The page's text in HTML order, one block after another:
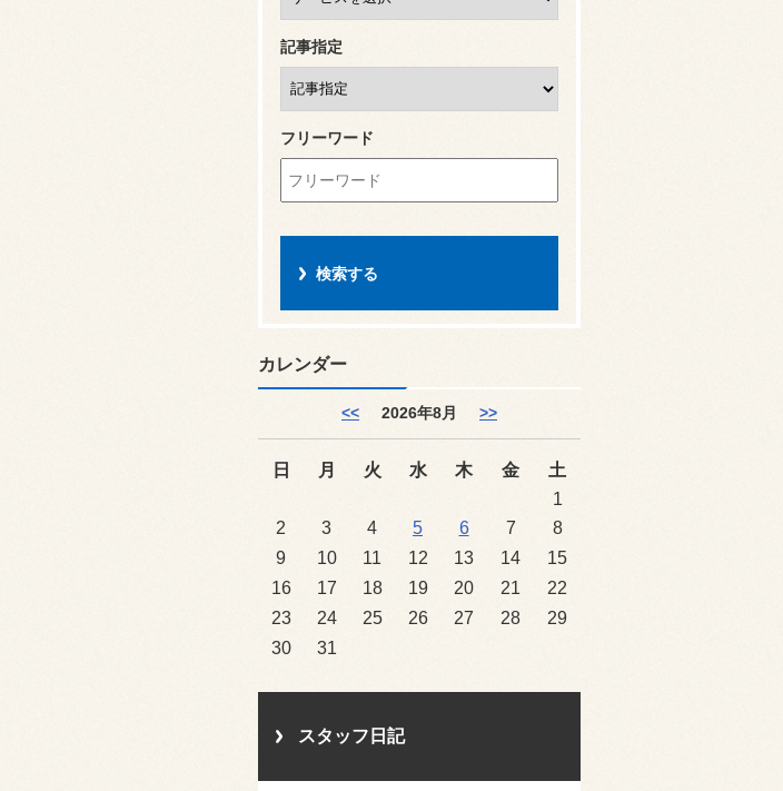
記事指定
フリーワード
カレンダー
<< 2026年8月 >>
日 月 火 水 木 金
土
1
2
3 4 5 6 7
8
9
10 11 12 13 14
15
16
17 18 19 20 21
22
23
24 25 26 27 28
29
30
31
スタッフ日記